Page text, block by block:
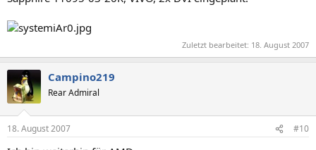
Zuletzt bearbeitet: 18. August 2007
Campino219
Rear Admiral
18. August 2007 #10